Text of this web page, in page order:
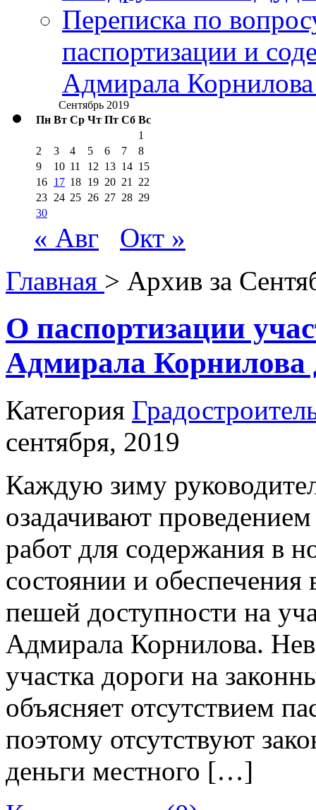
Переписка по
паспортизации и
Адмирала
Сентябрь 2019
Пн Вт Ср Чт Пт Сб Вс
1
2
3 4 5 6 7
8
9
10 11 12 13 14 15
16 17 18 19 20 21
22
23 24 25 26 27 28 29
30
« Авг
Окт »
Главная > Архив за
О паспортизации
Адмирала Корнилова
Категория
сентября, 2019
Каждую зиму
озадачивают
работ для содержания в
состоянии и
пешей доступности на
Адмирала Корнилова.
участка дороги на
объясняет отсутствием
поэтому отсутствуют
деньги местного […]